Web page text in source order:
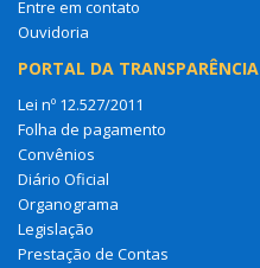
Entre em contato
Ouvidoria
PORTAL DA TRANSPARÊNCIA
Lei nº 12.527/2011
Folha de pagamento
Convênios
Diário Oficial
Organograma
Legislação
Prestação de Contas